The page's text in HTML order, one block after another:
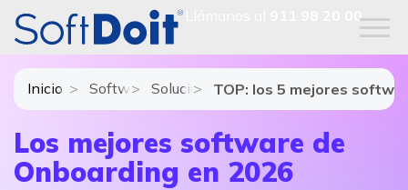
911 98 20 00
Inicio Software de Recursos Humanos
Soluciones y módulos de Software de
TOP: los 5 mejores
Los mejores software de
Onboarding en 2026